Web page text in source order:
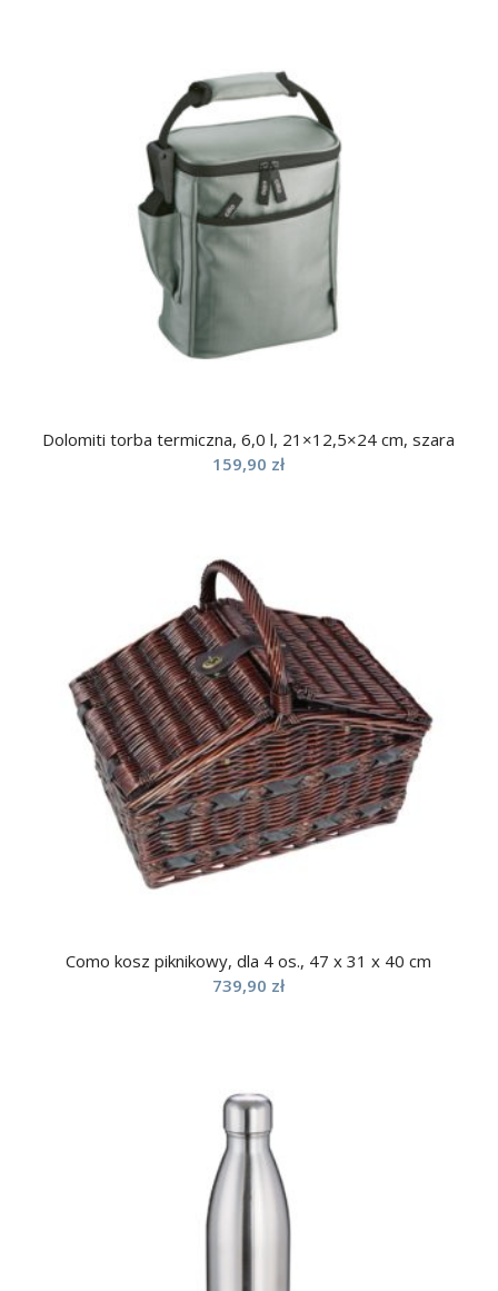
Dolomiti torba termiczna, 6,0 l, 21×12,5×24 cm, szara
159,90 zł
Como kosz piknikowy, dla 4 os., 47 x 31 x 40 cm
739,90 zł